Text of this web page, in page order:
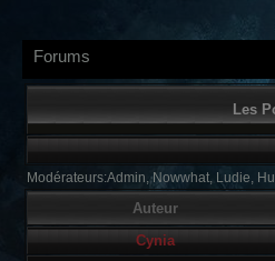
Forums
Les
Modérateurs:Admin, Nowwhat, Ludie,
Auteur
Cynia